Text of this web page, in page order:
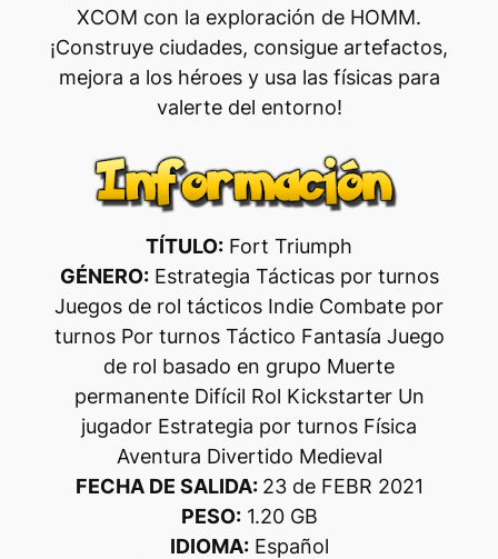
XCOM con la exploración de HOMM.
¡Construye ciudades, consigue artefactos,
mejora a los héroes y usa las físicas para
valerte del entorno!
TÍTULO: Fort Triumph
GÉNERO:Estrategia Tácticas por turnos
Juegos de rol tácticos Indie Combate por
turnos Por turnos Táctico Fantasía Juego
de rol basado en grupo Muerte
permanente Difícil Rol Kickstarter Un
jugador Estrategia por turnos Física
Aventura Divertido Medieval
FECHA DE SALIDA: 23 de FEBR 2021
PESO:1.20 GB
IDIOMA:Español